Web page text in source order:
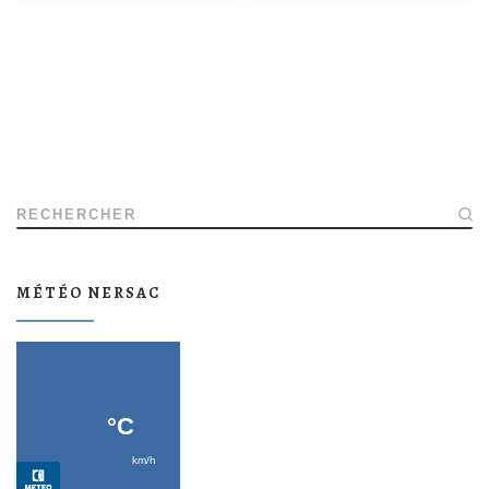
RECHERCHER
MÉTÉO NERSAC